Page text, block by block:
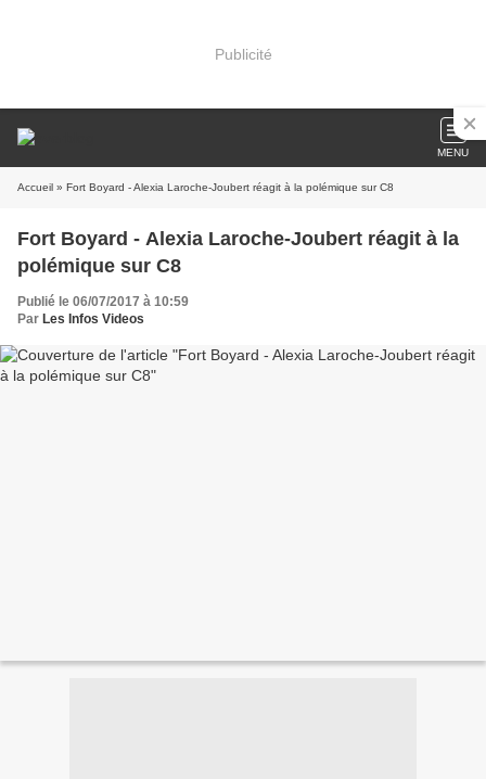
Publicité
MENU
Accueil » Fort Boyard - Alexia Laroche-Joubert réagit à la polémique sur C8
Fort Boyard - Alexia Laroche-Joubert réagit à la
polémique sur C8
Publié le 06/07/2017 à 10:59
Par Les Infos Videos